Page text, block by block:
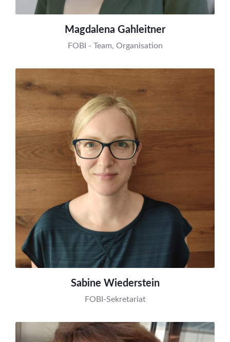
Magdalena Gahleitner
FOBI - Team, Organisation
Sabine Wiederstein
FOBI-Sekretariat